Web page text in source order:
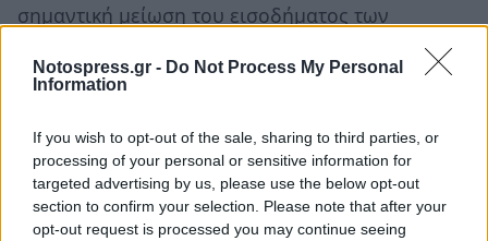
Notospress.gr - Do Not Process My Personal
Information
If you wish to opt-out of the sale, sharing to third parties, or
processing of your personal or sensitive information for
targeted advertising by us, please use the below opt-out
section to confirm your selection. Please note that after your
opt-out request is processed you may continue seeing
σημαντική μείωση του εισοδήματος των
2022. Σε αυτόν δεν υπολογίζονται τυχόν